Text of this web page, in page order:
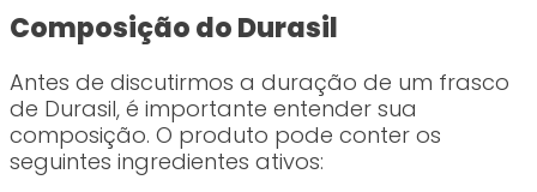
Composição do Durasil
Antes de discutirmos a duração de um frasco
de Durasil, é importante entender sua
composição. O produto pode conter os
seguintes ingredientes ativos: